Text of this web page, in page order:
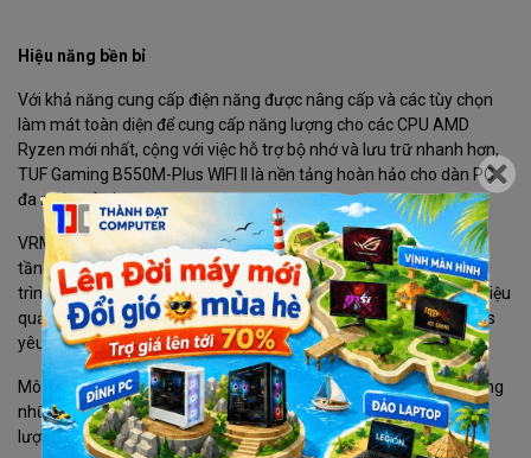
Hiệu năng bền bỉ
Với khả năng cung cấp điện năng được nâng cấp và các tùy chọn
làm mát toàn diện để cung cấp năng lượng cho các CPU AMD
Ryzen mới nhất, cộng với việc hỗ trợ bộ nhớ và lưu trữ nhanh hơn,
TUF Gaming B550M-Plus WIFI II là nền tảng hoàn hảo cho dàn PC
đa nhân của bạn.
VRM tích hợp của TUF Gaming B550M-Plus WIFI II sử dụng 8 + 2
tầng công suất DrMOS kết hợp MOSFET bên cao và bên thấp và
trình điều khiển thành một gói duy nhất, mang lại sức mạnh và hiệu
quả mà AMD Ryzen ™ 5000 Series / 4000 G-Series / 3000 Series
yêu cầu.
Mô-đun điều chỉnh điện áp DIGI + VRM (VRM) tích hợp là một trong
những mô-đun tốt nhất trong ngành, đảm bảo cung cấp năng
lượng siêu mượt và siêu sạch cho CPU mọi lúc.